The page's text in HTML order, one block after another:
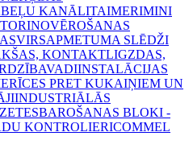
KANĀLITAIMERIMINI
NOVĒROŠANAS
VIRSAPMETUMA SLĒDŽI
KONTAKTLIGZDAS,
VADIINSTALĀCIJAS
PRET KUKAIŅIEM UN
INDUSTRIĀLĀS
BAROŠANAS BLOKI -
KONTROLIERICOMMEL